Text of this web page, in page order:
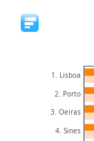
1. Lisboa
2. Porto
3. Oeiras
4. Sines